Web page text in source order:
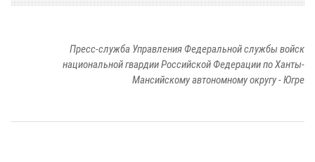
Пресс-служба Управления Федеральной службы войск
национальной гвардии Российской Федерации по Ханты-
Мансийскому автономному округу - Югре